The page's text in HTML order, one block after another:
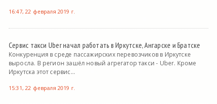
16:47, 22 февраля 2019 г.
Сервис такси Uber начал работать в Иркутске, Ангарске и Братске
Конкуренция в среде пассажирских перевозчиков в Иркутске
выросла. В регион зашёл новый агрегатор такси - Uber. Кроме
Иркутска этот сервис...
15:31, 22 февраля 2019 г.